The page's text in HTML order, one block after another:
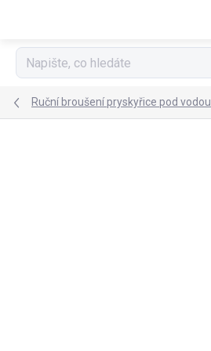
Ruční broušení pryskyřice pod vodou